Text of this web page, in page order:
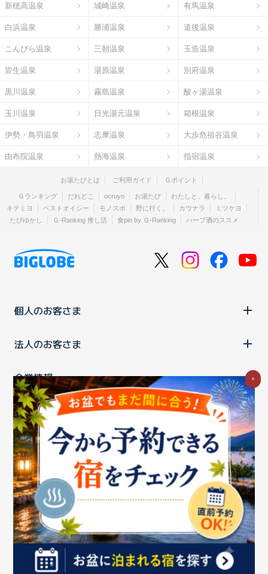
新穂高温泉 城崎温泉 有馬温泉
白浜温泉 勝浦温泉 道後温泉
こんぴら温泉 三朝温泉 玉造温泉
皆生温泉 湯原温泉 別府温泉
黒川温泉 霧島温泉 酸ヶ湯温泉
玉川温泉 日光湯元温泉 箱根温泉
伊勢・鳥羽温泉 志摩温泉 大歩危祖谷温泉
由布院温泉 熱海温泉 指宿温泉
お湯たびとは ご利用ガイド Ｇポイント
Ｇランキング だれどこ ocruyo お湯たび
わたしと、暮らし。
キテミヨ
ベストオイシー モノスポ 野に行く。 カウナラ
ミツケヨ
たびゆかし
Ｇ-Ranking 推し活 食pin by Ｇ-Ranking ハーブ酒のススメ
個人のお客さま
法人のお客さま
企業情報
ご利用中の方
お問い合わせ消費税の表示 ウェブアクセシビリティの取り組み
個人情報保護ポリシープライバシーポータル
Cookieポリシー
特定商取引法に基づく表記情報セキュリティ基本方針
商標についてBIGLOBEトップ
Copyright ©BIGLOBE Inc. 2026.All rights reserved.
×